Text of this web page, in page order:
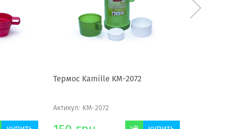
Термос Kamille KM-2072
Актикул: KM-2072